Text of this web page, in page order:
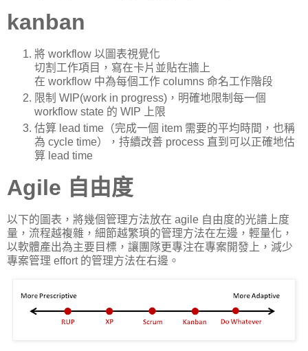
kanban
將 workflow 以圖表視覺化
切割工作項目，寫在卡片並貼在牆上
在 workflow 中為每個工作 columns 命名工作階段
限制 WIP(work in progress)，明確地限制每一個
workflow state 的 WIP 上限
估算 lead time（完成一個 item 需要的平均時間，也稱
為 cycle time），持續改善 process 直到可以正確地估
算 lead time
Agile 自由度
以下的圖表，將幾個管理方法放在 agile 自由度的光譜上度
量，流程越複雜，細節越繁瑣的管理方法在左邊，輕量化，
以軟體產出為主要目標，讓團隊更專注在專案開發上，減少
專案管理 effort 的管理方法在右邊。